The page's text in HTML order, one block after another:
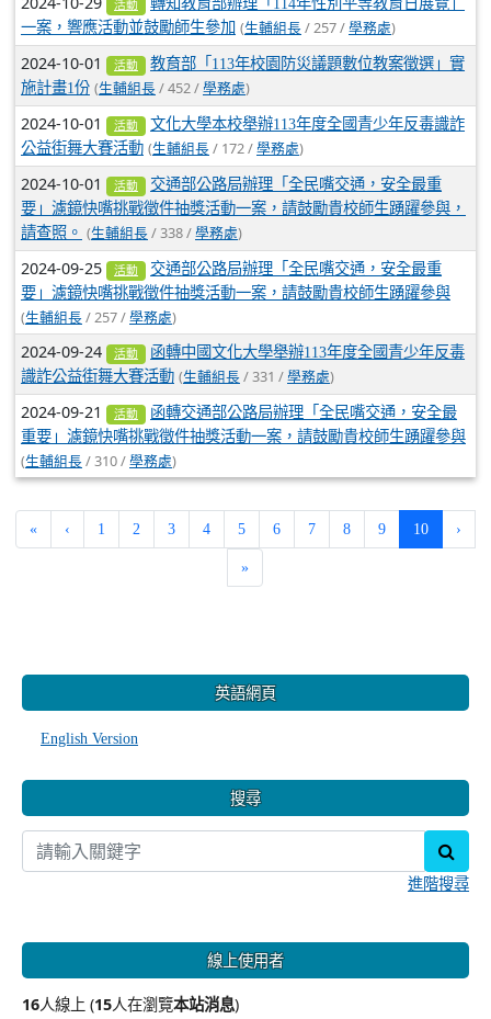
活動
轉知教育部辦理「114年性別平等教育日展覽」
一案，響應活動並鼓勵師生參加
(生輔組長 / 257 / 學務處)
2024-10-01 活動
教育部「113年校園防災議題數位教案徵選」實
施計畫1份 (生輔組長 / 452 / 學務處)
2024-10-01 活動
文化大學本校舉辦113年度全國青少年反毒識詐
公益街舞大賽活動 (生輔組長 / 172 / 學務處)
2024-10-01 活動
交通部公路局辦理「全民嘴交通，安全最重
要」濾鏡快嘴挑戰徵件抽獎活動一案，請鼓勵貴校師生踴躍參與，
請查照。 (生輔組長 / 338 / 學務處)
2024-09-25 活動
交通部公路局辦理「全民嘴交通，安全最重
要」濾鏡快嘴挑戰徵件抽獎活動一案，請鼓勵貴校師生踴躍參與
(生輔組長 / 257 / 學務處)
2024-09-24 活動
函轉中國文化大學舉辦113年度全國青少年反毒
識詐公益街舞大賽活動 (生輔組長 / 331 / 學務處)
2024-09-21 活動
函轉交通部公路局辦理「全民嘴交通，安全最
重要」濾鏡快嘴挑戰徵件抽獎活動一案，請鼓勵貴校師生踴躍參與
(生輔組長 / 310 / 學務處)
« ‹ 1 2 3 4 5 6 7 8 9 10(current)
›
»
英語網頁
English Version
搜尋
進階搜尋
線上使用者
16人線上 (15人在瀏覽本站消息)